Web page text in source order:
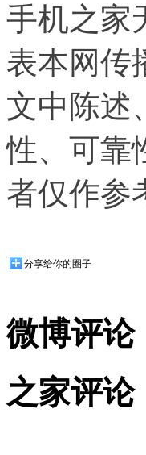
手机之家
表本网传
文中陈述
性、可靠
者仅作参
分享给你的圈子
微博评论
之家评论